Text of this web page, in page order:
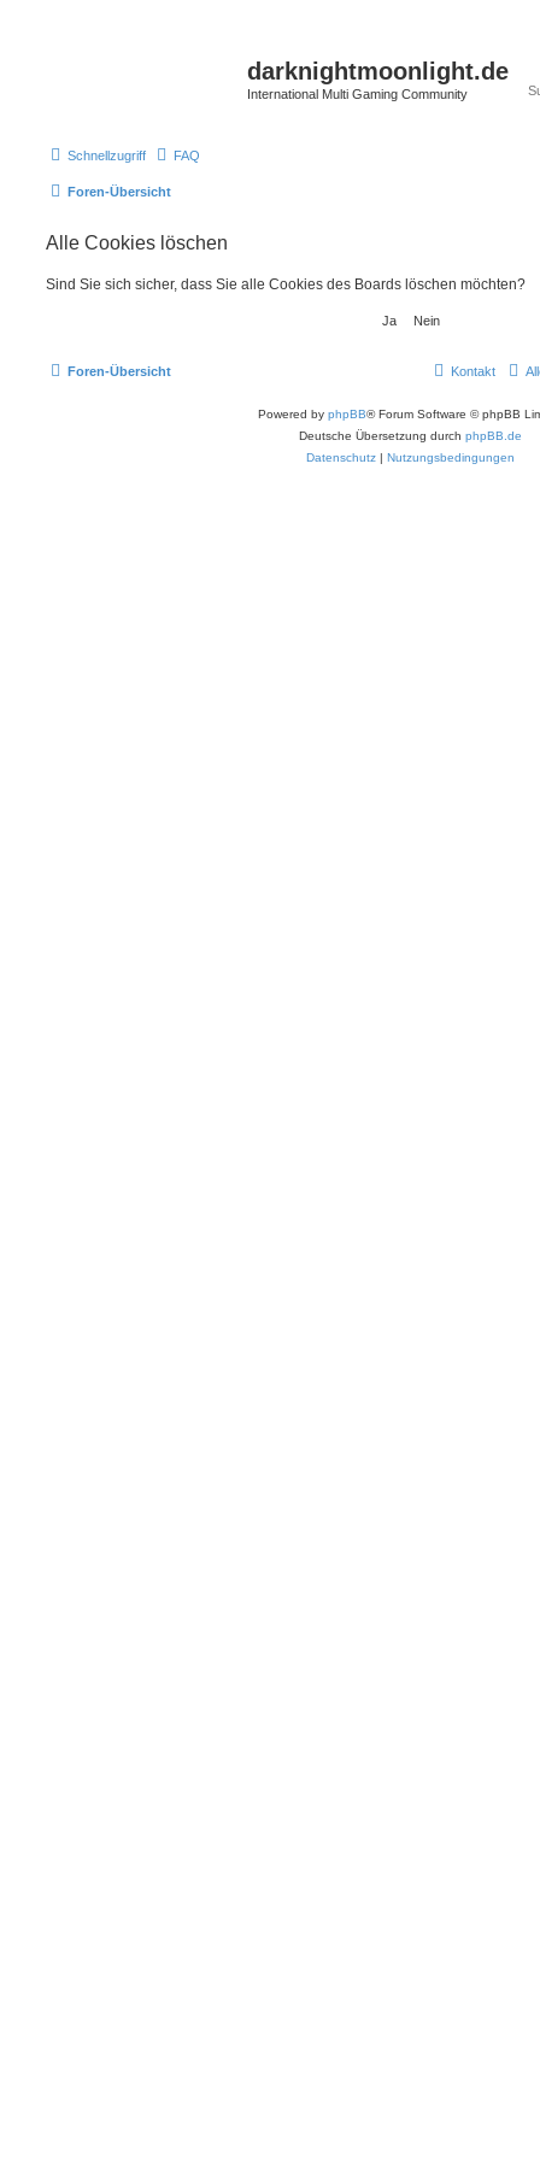
darknightmoonlight.de
International Multi Gaming Community
Schnellzugriff FAQ
Foren-Übersicht
Alle Cookies löschen
Sind Sie sich sicher, dass Sie alle Cookies des Boards löschen möchten?
Foren-Übersicht Kontakt
Powered by phpBB® Forum Software © phpBB
Deutsche Übersetzung durch phpBB.de
Datenschutz | Nutzungsbedingungen